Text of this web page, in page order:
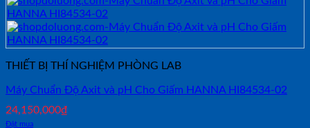
THIẾT BỊ THÍ NGHIỆM PHÒNG LAB
Máy Chuẩn Độ Axit và pH Cho Giấm HANNA HI84534-02
24,150,000₫
Đặt mua